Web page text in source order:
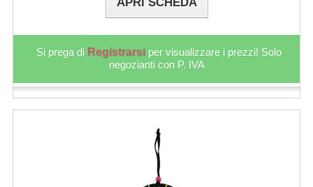
Si prega di Registrarsi per visualizzare i prezzi! Solo
negozianti con P. IVA